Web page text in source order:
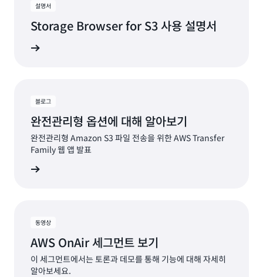
설명서
Storage Browser for S3 사용 설명서
블로그
완전관리형 옵션에 대해 알아보기
완전관리형 Amazon S3 파일 전송을 위한 AWS Transfer
Family 웹 앱 발표
동영상
AWS OnAir 세그먼트 보기
이 세그먼트에서는 토론과 데모를 통해 기능에 대해 자세히
알아보세요.